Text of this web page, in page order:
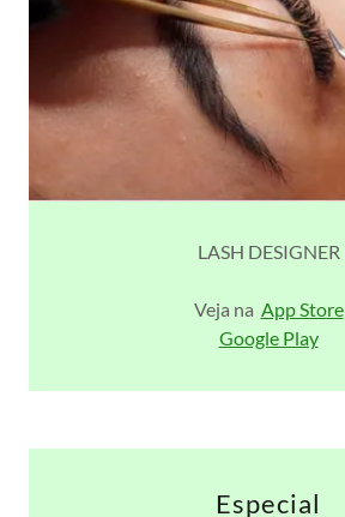
LASH DESIGNER
Veja na App Store
Google Play
Especial